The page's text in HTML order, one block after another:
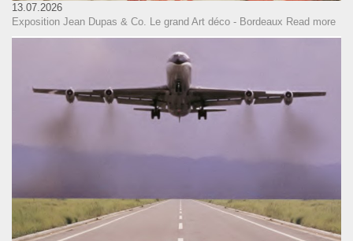
13.07.2026
Exposition Jean Dupas & Co. Le grand Art déco - Bordeaux Read more